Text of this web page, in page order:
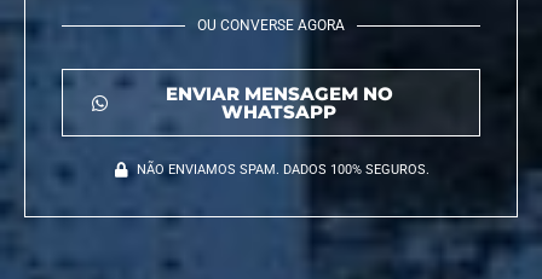
OU CONVERSE AGORA
ENVIAR MENSAGEM NO
WHATSAPP
NÃO ENVIAMOS SPAM. DADOS 100% SEGUROS.